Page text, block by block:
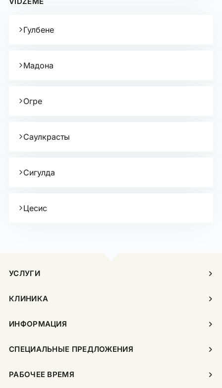
Гулбене
Мадона
Огре
Саулкрасты
Сигулда
Цесис
УСЛУГИ
КЛИНИКА
ИНФОРМАЦИЯ
СПЕЦИАЛЬНЫЕ ПРЕДЛОЖЕНИЯ
РАБОЧЕЕ ВРЕМЯ